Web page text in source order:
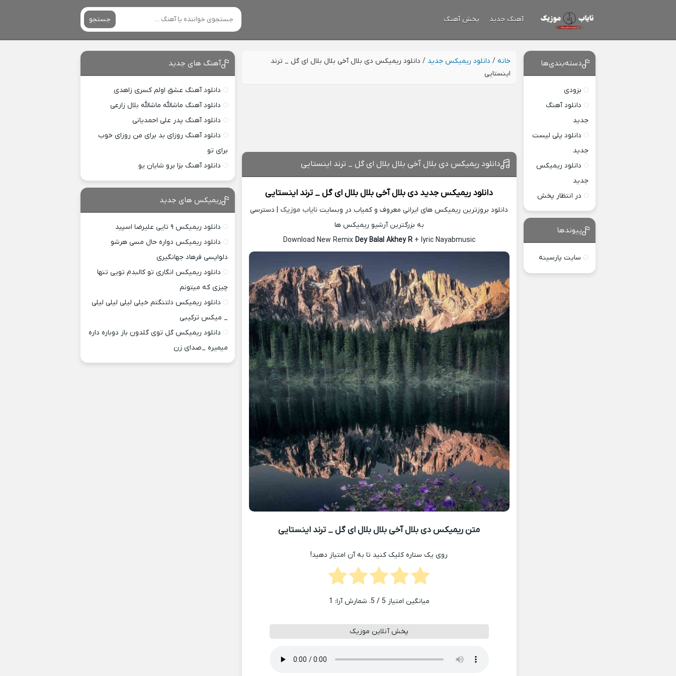
آهنگ جدید پخش آهنگ جستجو
خانه / دانلود ریمیکس جدید / دانلود ریمیکس دی بلال آخی بلال بلال ای گل _ ترند
اینستایی
دانلود ریمیکس دی بلال آخی بلال بلال ای گل _ ترند اینستایی
دانلود ریمیکس جدید دی بلال آخی بلال بلال ای گل _ ترند اینستایی
دانلود بروزترین ریمیکس های ایرانی معروف و کمیاب در وبسایت نایاب موزیک | دسترسی
به بزرگترین آرشیو ریمیکس ها
Download New Remix Dey Balal Akhey R+ lyric Nayabmusic
متن ریمیکس دی بلال آخی بلال بلال ای گل _ ترند اینستایی
روی یک ستاره کلیک کنید تا به آن امتیاز دهید!
میانگین امتیاز 5 / 5. شمارش آرا: 1
پخش آنلاین موزیک
دسته‌بندی‌ها
بزودی
دانلود آهنگ
جدید
دانلود پلی لیست
جدید
دانلود ریمیکس
جدید
در انتظار پخش
پیوندها
سایت پارسینه
آهنگ های جدید
دانلود آهنگ عشق اولم کسری زاهدی
دانلود آهنگ ماشالله ماشالله بلال زارعی
دانلود آهنگ پدر علی احمدیانی
دانلود آهنگ روزای بد برای من روزای خوب
برای تو
دانلود آهنگ بزا برو شایان یو
ریمیکس های جدید
دانلود ریمیکس ۹ تایی علیرضا اسپید
دانلود ریمیکس دواره حال مسی هرشو
دلواپسی فرهاد جهانگیری
دانلود ریمیکس انگاری تو کالبدم تویی تنها
چیزی که میتونم
دانلود ریمیکس دلتنگتم خیلی لیلی لیلی لیلی
_ میکس ترکیبی
دانلود ریمیکس گل توی گلدون باز دوباره داره
میمیره _صدای زن